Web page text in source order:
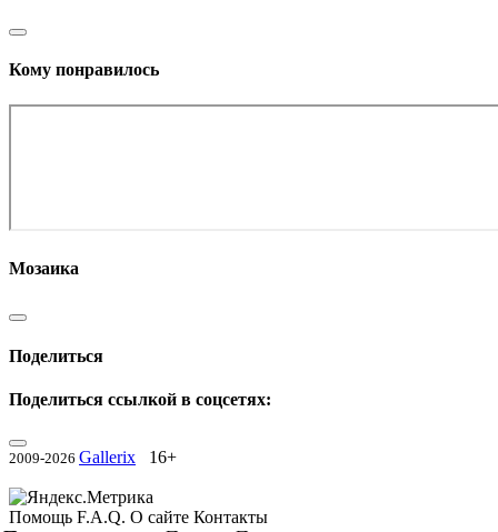
Кому понравилось
Мозаика
Поделиться
Поделиться ссылкой в соцсетях:
2009-2026 Gallerix 16+
Помощь F.A.Q. О сайте Контакты